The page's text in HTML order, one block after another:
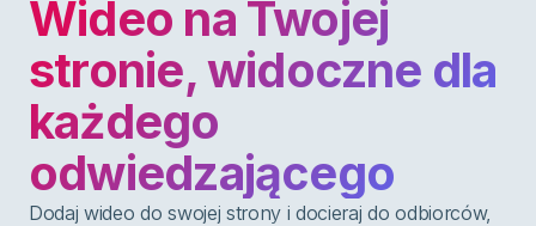
Wideo na Twojej
stronie, widoczne dla
każdego
odwiedzającego
Dodaj wideo do swojej strony i docieraj do odbiorców,